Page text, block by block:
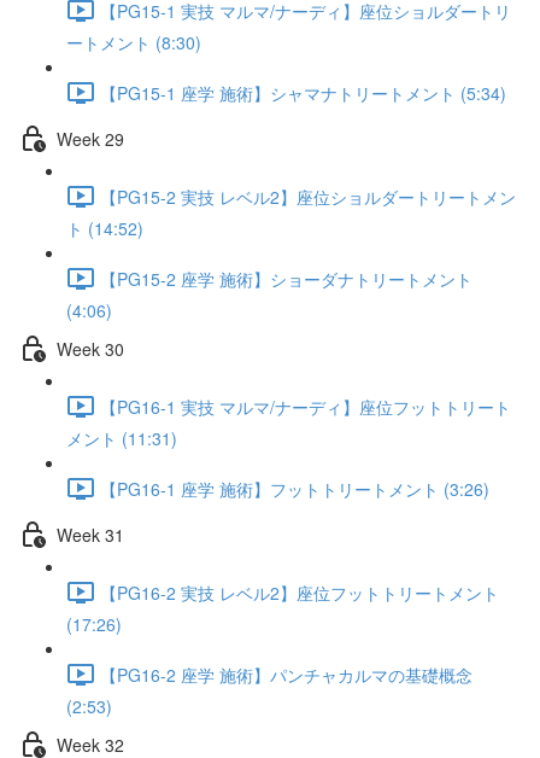
【PG15-1 実技 マルマ/ナーディ】座位ショルダートリ
ートメント (8:30)
【PG15-1 座学 施術】シャマナトリートメント (5:34)
Week 29
【PG15-2 実技 レベル2】座位ショルダートリートメン
ト (14:52)
【PG15-2 座学 施術】ショーダナトリートメント
(4:06)
Week 30
【PG16-1 実技 マルマ/ナーディ】座位フットトリート
メント (11:31)
【PG16-1 座学 施術】フットトリートメント (3:26)
Week 31
【PG16-2 実技 レベル2】座位フットトリートメント
(17:26)
【PG16-2 座学 施術】パンチャカルマの基礎概念
(2:53)
Week 32